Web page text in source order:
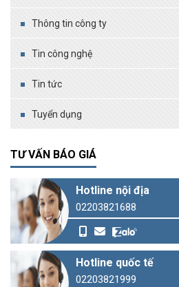
Thông tin công ty
Tin công nghệ
Tin tức
Tuyển dụng
TƯ VẤN BÁO GIÁ
Hotline nội địa
02203821688
Hotline quốc tế
02203821999